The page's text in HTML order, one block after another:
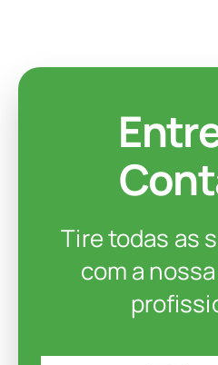
Tire todas as
com a